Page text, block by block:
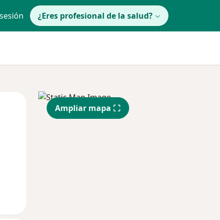
¿Eres profesional de la salud?
Jue
13 Ago
Vie
14 Ago
Ampliar mapa